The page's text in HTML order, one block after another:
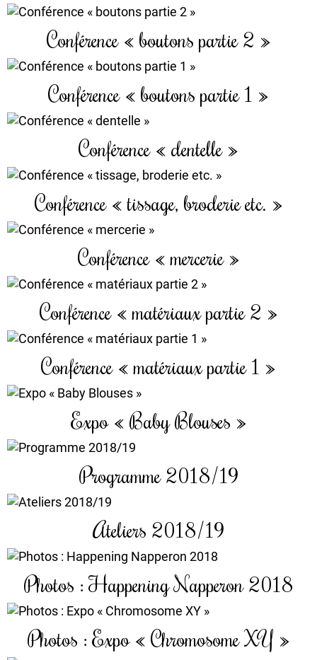
Conférence « boutons partie 2 »
Conférence « boutons partie 1 »
Conférence « dentelle »
Conférence « tissage, broderie etc. »
Conférence « mercerie »
Conférence « matériaux partie 2 »
Conférence « matériaux partie 1 »
Expo « Baby Blouses »
Programme 2018/19
Ateliers 2018/19
Photos : Happening Napperon 2018
Photos : Expo « Chromosome XY »